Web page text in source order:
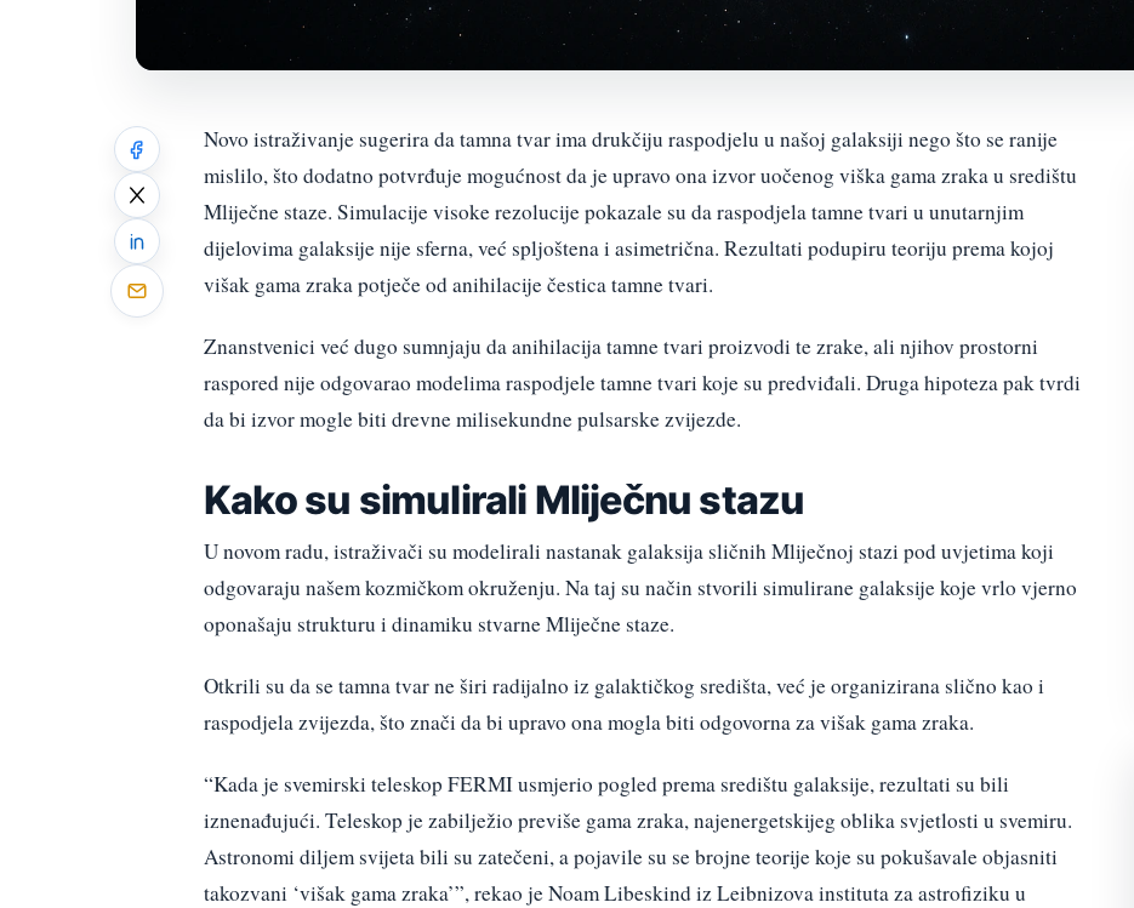
Novo istraživanje sugerira da tamna tvar ima drukčiju raspodjelu u našoj galaksiji nego što se ranije
mislilo, što dodatno potvrđuje mogućnost da je upravo ona izvor uočenog viška gama zraka u središtu
Mliječne staze. Simulacije visoke rezolucije pokazale su da raspodjela tamne tvari u unutarnjim
dijelovima galaksije nije sferna, već spljoštena i asimetrična. Rezultati podupiru teoriju prema kojoj
višak gama zraka potječe od anihilacije čestica tamne tvari.
Znanstvenici već dugo sumnjaju da anihilacija tamne tvari proizvodi te zrake, ali njihov prostorni
raspored nije odgovarao modelima raspodjele tamne tvari koje su predviđali. Druga hipoteza pak tvrdi
da bi izvor mogle biti drevne milisekundne pulsarske zvijezde.
Kako su simulirali Mliječnu stazu
U novom radu, istraživači su modelirali nastanak galaksija sličnih Mliječnoj stazi pod uvjetima koji
odgovaraju našem kozmičkom okruženju. Na taj su način stvorili simulirane galaksije koje vrlo vjerno
oponašaju strukturu i dinamiku stvarne Mliječne staze.
Otkrili su da se tamna tvar ne širi radijalno iz galaktičkog središta, već je organizirana slično kao i
raspodjela zvijezda, što znači da bi upravo ona mogla biti odgovorna za višak gama zraka.
“Kada je svemirski teleskop FERMI usmjerio pogled prema središtu galaksije, rezultati su bili
iznenađujući. Teleskop je zabilježio previše gama zraka, najenergetskijeg oblika svjetlosti u svemiru.
Astronomi diljem svijeta bili su zatečeni, a pojavile su se brojne teorije koje su pokušavale objasniti
takozvani ‘višak gama zraka’”, rekao je Noam Libeskind iz Leibnizova instituta za astrofiziku u